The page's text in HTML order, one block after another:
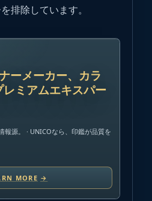
排除しています。
ーメーカー、カラ
ミアムエキスパー
報源。 · UNICOなら、印鑑が品質を
MORE →